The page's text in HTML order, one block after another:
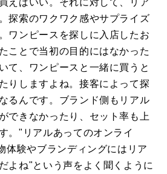
探索のワクワク感やサプライズ
ワンピースを探しに入店したお
ことで当初の目的にはなかった
て、ワンピースと一緒に買うと
りしますよね。接客によって探
るんです。ブランド側もリアル
できなかったり、セット率も上
。"リアルあってのオンライ
体験やブランディングにはリア
よね"という声をよく聞くように